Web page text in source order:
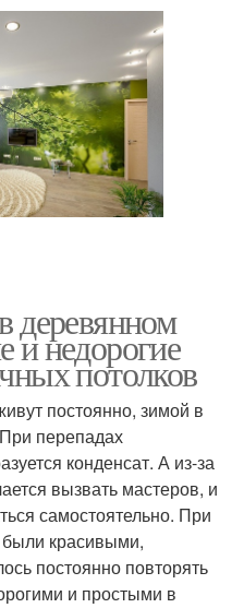
деревянном
и недорогие
потолков
постоянно, зимой в
перепадах
конденсат. А из-за
вызвать мастеров, и
самостоятельно. При
были красивыми,
постоянно повторять
и простыми в